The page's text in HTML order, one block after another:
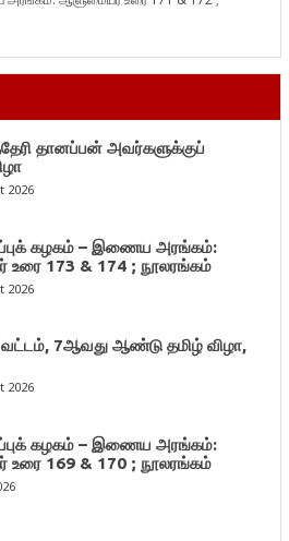
தானப்பன் அவர்களுக்குப்
2026
கழகம் – இணைய அரங்கம்:
உரை 173 & 174 ; நூலரங்கம்
2026
வட்டம், 7ஆவது ஆண்டு தமிழ் விழா,
2026
கழகம் – இணைய அரங்கம்:
உரை 169 & 170 ; நூலரங்கம்